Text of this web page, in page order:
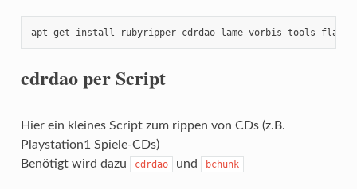
apt-get install rubyripper cdrdao lame vorbis-tools flac
cdrdao per Script
Hier ein kleines Script zum rippen von CDs (z.B.
Playstation1 Spiele-CDs)
Benötigt wird dazu
cdrdao und bchunk